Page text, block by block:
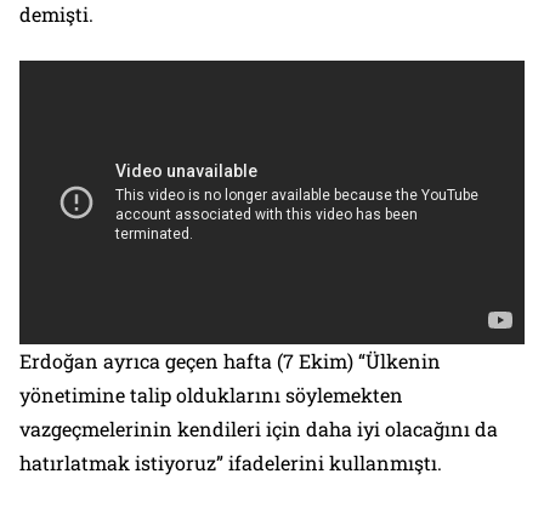
demişti.
Erdoğan ayrıca geçen hafta (7 Ekim) “Ülkenin
yönetimine talip olduklarını söylemekten
vazgeçmelerinin kendileri için daha iyi olacağını da
hatırlatmak istiyoruz” ifadelerini kullanmıştı.